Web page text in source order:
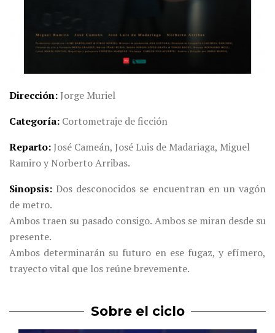
Dirección Jorge Muriel
Categoría Cortometraje de ficción
Reparto José Cameán, José Luis de Madariaga, Miguel
Ramiro y Norberto Arribas.
Sinopsis Dos desconocidos se encuentran en un vagón
de metro.
Ambos traen su pasado consigo. Ambos se miran desde su
presente.
Ambos determinarán su futuro en ese fugaz, y efímero,
trayecto vital que los reúne brevemente.
Sobre el ciclo